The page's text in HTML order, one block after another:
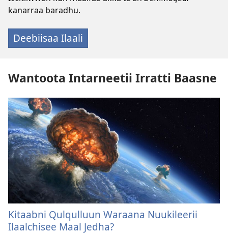
kanarraa baradhu.
Deebiisaa Ilaali
Wantoota Intarneetii Irratti Baasne
Kitaabni Qulqulluun Waraana Nuukileerii
Ilaalchisee Maal Jedha?